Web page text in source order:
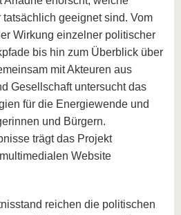
geeignet sind. Vom
Wirkung einzelner politischer
bis hin zum Überblick über
mit Akteuren aus
Gesellschaft untersucht das
für die Energiewende und
und Bürgern.
trägt das Projekt
Website
reichen die politischen